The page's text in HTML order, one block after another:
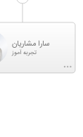
سارا مشاریان
تجربه آموز